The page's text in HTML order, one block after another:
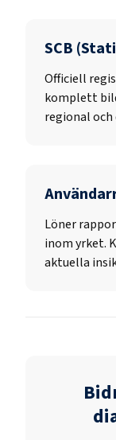
SCB
Officiell
komplett
regional
Löner
inom yrket.
aktuella